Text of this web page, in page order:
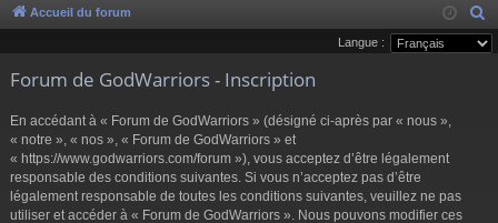
co
ci
u
s
ne cri
pti
Accueil du forum
e
Langue :
Forum de GodWarriors - Inscription
En accédant à « Forum de GodWarriors » (désigné ci-après par « nous »,
« notre », « nos », « Forum de GodWarriors » et
« https://www.godwarriors.com/forum »), vous acceptez d’être légalement
responsable des conditions suivantes. Si vous n’acceptez pas d’être
légalement responsable de toutes les conditions suivantes, veuillez ne pas
utiliser et accéder à « Forum de GodWarriors ». Nous pouvons modifier ces